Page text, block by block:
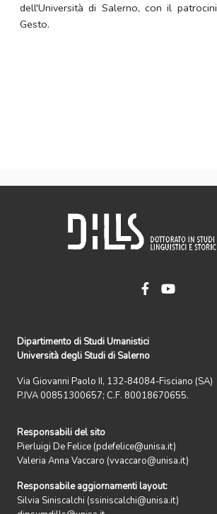
dell'Università di Salerno, con il
Gesto.
Dipartimento di Studi Umanistici
Università degli Studi di Salerno
Via Giovanni Paolo II, 132-84084-Fisciano (SA)
P.IVA 00851300657; C.F. 80018670655.
Responsabili del sito
Pierluigi De Felice (pdefelice@unisa.it)
Valeria Anna Vaccaro (vvaccaro@unisa.it)
Responsabile aggiornamenti layout:
Silvia Siniscalchi (ssiniscalchi@unisa.it)